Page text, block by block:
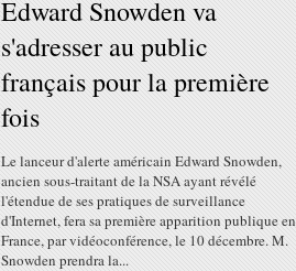
Edward Snowden va
s'adresser au public
français pour la première
fois
Le lanceur d'alerte américain Edward Snowden,
ancien sous-traitant de la NSA ayant révélé
l'étendue de ses pratiques de surveillance
d'Internet, fera sa première apparition publique en
France, par vidéoconférence, le 10 décembre. M.
Snowden prendra la...